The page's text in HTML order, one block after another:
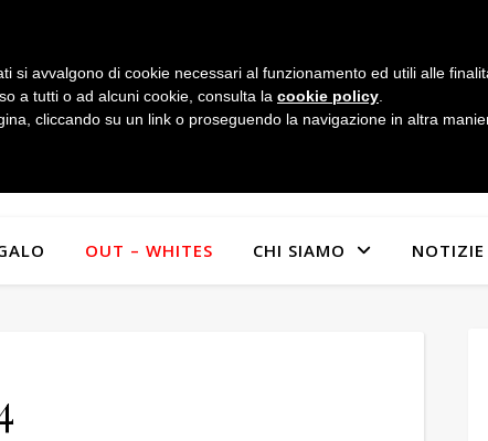
OUT – WHITES CHI SIAMO NOTIZIE
si avvalgono di cookie necessari al funzionamento ed utili alle
a tutti o ad alcuni cookie, consulta la cookie policy
cliccando su un link o proseguendo la navigazione in altra